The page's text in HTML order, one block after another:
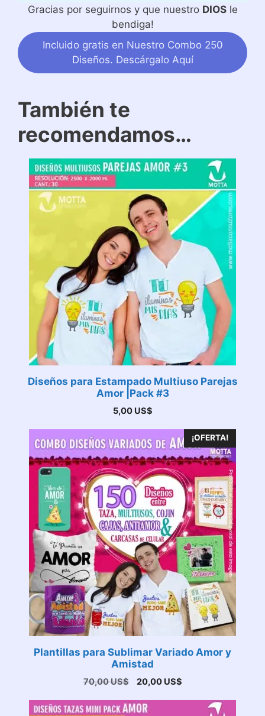
Gracias por seguirnos y que nuestro DIOSle
bendiga!
Incluido gratis en Nuestro Combo 250
Diseños. Descárgalo Aquí
También te
recomendamos…
Diseños para Estampado Multiuso Parejas
Amor |Pack #3
5,00 US$
¡OFERTA!
Plantillas para Sublimar Variado Amor y
Amistad
70,00US$
El
original
20,00 US$El
actual